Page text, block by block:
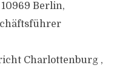
Berlin,
Charlottenburg ,